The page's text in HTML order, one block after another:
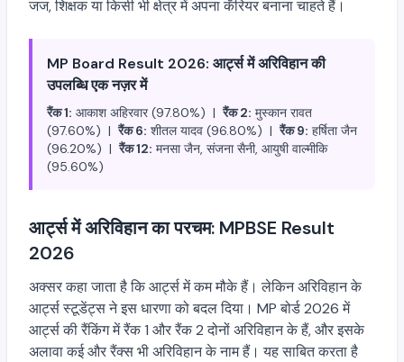
जज, शिक्षक या किसी भी क्षेत्र में अपना कॅरियर बनाना चाहते हैं।
MP Board Result 2026: आर्ट्स में अरिविहान की
उपलब्धि एक नज़र में
रैंक 1: आकाश अहिरवार (97.80%) |रैंक 2: मुस्कान रावत
(97.60%) |रैंक 6: शीतल यादव (96.80%) |रैंक 9: हर्षिता जैन
(96.20%) |रैंक 12: मनसा जैन, संजना सैनी, आयुषी वाल्मीकि
(95.60%)
आर्ट्स में अरिविहान का परचम: MPBSE Result
2026
अक्सर कहा जाता है कि आर्ट्स में कम मौके हैं। लेकिन अरिविहान के
आर्ट्स स्टूडेंट्स ने इस धारणा को बदल दिया। MP बोर्ड 2026 में
आर्ट्स की रैंकिंग में रैंक 1 और रैंक 2 दोनों अरिविहान के हैं, और इसके
अलावा कई और रैंक्स भी अरिविहान के नाम हैं। यह साबित करता है